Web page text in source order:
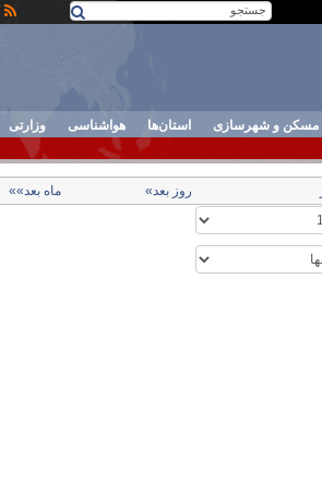
مسکن و شهرسازی استان‌ها هواشناسی وزارتی
روز بعد» ماه بعد»»